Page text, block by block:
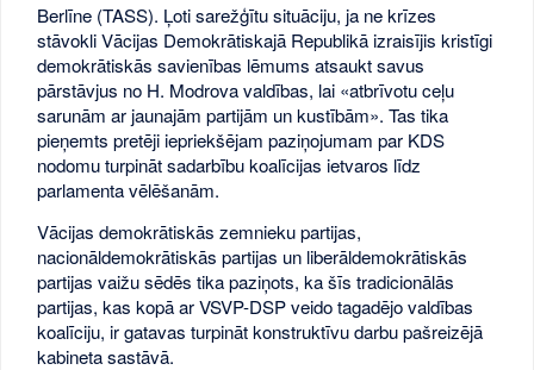
Berlīne (TASS). Ļoti sarežģītu situāciju, ja ne krīzes
stāvokli Vācijas Demokrātiskajā Republikā izraisījis kristīgi
demokrātiskās savienības lēmums atsaukt savus
pārstāvjus no H. Modrova valdības, lai «atbrīvotu ceļu
sarunām ar jaunajām partijām un kustībām». Tas tika
pieņemts pretēji iepriekšējam paziņojumam par KDS
nodomu turpināt sadarbību koalīcijas ietvaros līdz
parlamenta vēlēšanām.
Vācijas demokrātiskās zemnieku partijas,
nacionāldemokrātiskās partijas un liberāldemokrātiskās
partijas vaižu sēdēs tika paziņots, ka šīs tradicionālās
partijas, kas kopā ar VSVP-DSP veido tagadējo valdības
koalīciju, ir gatavas turpināt konstruktīvu darbu pašreizējā
kabineta sastāvā.